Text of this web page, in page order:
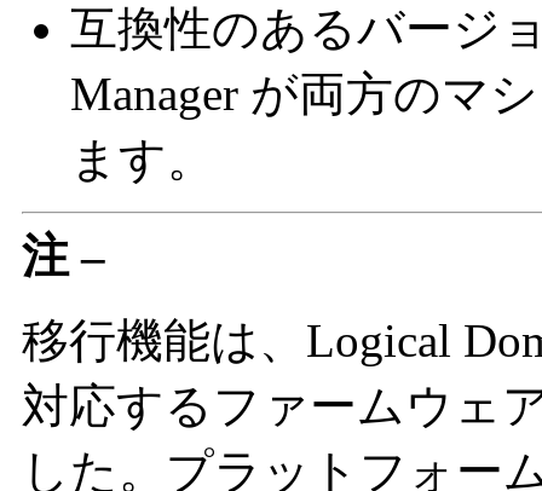
互換性のあるバージ
Manager が両方のマ
ます。
注 –
移行機能は、Logical
対応するファームウェ
した。プラットフォー